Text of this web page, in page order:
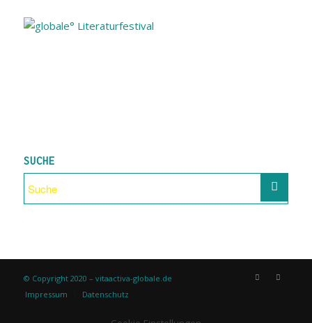
SUCHE
© Copyright 2020 – vitaactiva-globale.de
Impressum
Datenschutz